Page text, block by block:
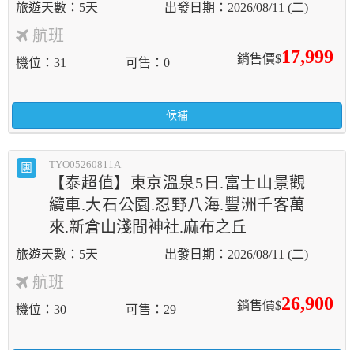
5天 2026/08/11 (二)
航班
銷售價$17,999
機位 31 可售 0
候補
團 TYO05260811A
【泰超值】東京溫泉5日.富士山景觀
纜車.大石公園.忍野八海.豐洲千客萬
來.新倉山淺間神社.麻布之丘
5天 2026/08/11 (二)
航班
銷售價$26,900
機位 30 可售 29